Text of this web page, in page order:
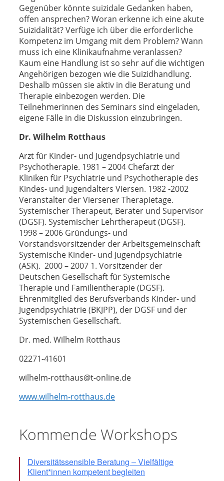
Gegenüber könnte suizidale Gedanken haben,
offen ansprechen? Woran erkenne ich eine akute
Suizidalität? Verfüge ich über die erforderliche
Kompetenz im Umgang mit dem Problem? Wann
muss ich eine Klinikaufnahme veranlassen?
Kaum eine Handlung ist so sehr auf die wichtigen
Angehörigen bezogen wie die Suizidhandlung.
Deshalb müssen sie aktiv in die Beratung und
Therapie einbezogen werden. Die
Teilnehmerinnen des Seminars sind eingeladen,
eigene Fälle in die Diskussion einzubringen.
Dr. Wilhelm Rotthaus
Arzt für Kinder- und Jugendpsychiatrie und
Psychotherapie. 1981 – 2004 Chefarzt der
Kliniken für Psychiatrie und Psychotherapie des
Kindes- und Jugendalters Viersen. 1982 -2002
Veranstalter der Viersener Therapietage.
Systemischer Therapeut, Berater und Supervisor
(DGSF). Systemischer Lehrtherapeut (DGSF).
1998 – 2006 Gründungs- und
Vorstandsvorsitzender der Arbeitsgemeinschaft
Systemische Kinder- und Jugendpsychiatrie
(ASK). 2000 – 2007 1. Vorsitzender der
Deutschen Gesellschaft für Systemische
Therapie und Familientherapie (DGSF).
Ehrenmitglied des Berufsverbands Kinder- und
Jugendpsychiatrie (BKJPP), der DGSF und der
Systemischen Gesellschaft.
Dr. med. Wilhelm Rotthaus
02271-41601
wilhelm-rotthaus@t-online.de
www.wilhelm-rotthaus.de
Kommende Workshops
Diversitätssensible Beratung – Vielfältige
Klient*innen kompetent begleiten